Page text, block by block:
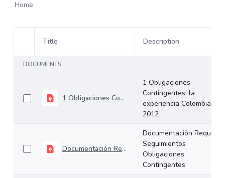
Home
Item Selection
Title Description
DOCUMENTS
1 Obligaciones Contingentes, la experiencia Colombiana 2012
1 Obligaciones
Contingentes, la
experiencia Colombiana
2012
Documentación Requerida Seguimientos Obligaciones Contingentes
Documentación
Seguimientos
Obligaciones
Contingentes